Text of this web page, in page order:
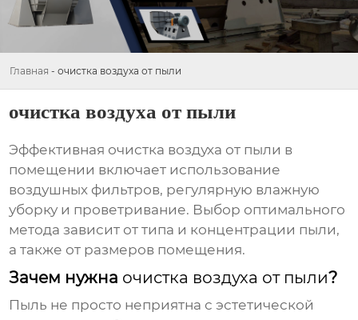
Главная - очистка воздуха от пыли
очистка воздуха от пыли
Эффективная очистка воздуха от пыли в
помещении включает использование
воздушных фильтров, регулярную влажную
уборку и проветривание. Выбор оптимального
метода зависит от типа и концентрации пыли,
а также от размеров помещения.
Зачем нужна очистка воздуха от пыли?
Пыль не просто неприятна с эстетической